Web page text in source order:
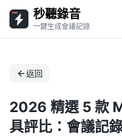
秒聽錄音
一鍵生成會議記錄
返回
2026 精選 5 款
具評比：會議記